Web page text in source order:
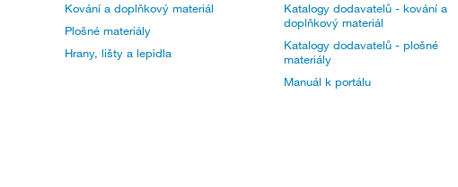
Kování a doplňkový materiál
Plošné materiály
Hrany, lišty a lepidla
Katalogy dodavatelů - kování a
doplňkový materiál
Katalogy dodavatelů - plošné
materiály
Manuál k portálu